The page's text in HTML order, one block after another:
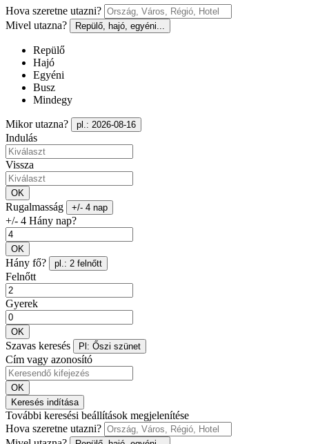
Hova szeretne utazni?
Mivel utazna?
Repülő, hajó, egyéni...
Repülő
Hajó
Egyéni
Busz
Mindegy
Mikor utazna? pl.: 2026-08-16
Indulás
Vissza
OK
Rugalmasság +/- 4 nap
+/- 4 Hány nap?
OK
Hány fő? pl.: 2 felnőtt
Felnőtt
Gyerek
OK
Szavas keresés Pl: Őszi szünet
Cím vagy azonosító
OK
Keresés indítása
További keresési beállítások megjelenítése
Hova szeretne utazni?